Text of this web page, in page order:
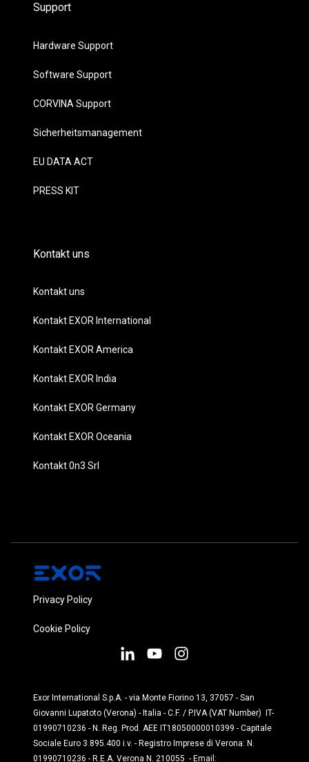
Support
Hardware Support
Software Support
CORVINA Support
Sicherheitsmanagement
EU DATA ACT
PRESS KIT
Kontakt uns
Kontakt uns
Kontakt EXOR International
Kontakt EXOR America
Kontakt EXOR India
Kontakt EXOR Germany
Kontakt EXOR Oceania
Kontakt 0n3 Srl
Privacy Policy
Cookie Policy
Exor International S.p.A. - via Monte Fiorino 13, 37057 - San
Giovanni Lupatoto (Verona) - Italia - C.F. / P.IVA (VAT Number) IT-
01990710236 - N. Reg. Prod. AEE IT18050000010399 - Capitale
Sociale Euro 3.895.400 i.v. - Registro Imprese di Verona: N.
01990710236 - R.E.A. Verona N. 210055 - Email: